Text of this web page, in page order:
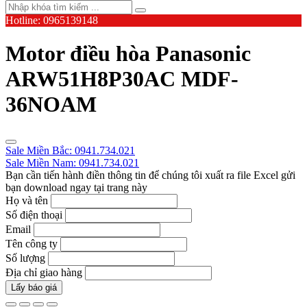
Hotline: 0965139148
Motor điều hòa Panasonic
ARW51H8P30AC MDF-
36NOAM
Sale Miền Bắc: 0941.734.021
Sale Miền Nam: 0941.734.021
Bạn cần tiến hành điền thông tin để chúng tôi xuất ra file Excel gửi
bạn download ngay tại trang này
Họ và tên
Số điện thoại
Email
Tên công ty
Số lượng
Địa chỉ giao hàng